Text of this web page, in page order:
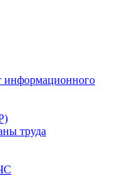
информационного
труда